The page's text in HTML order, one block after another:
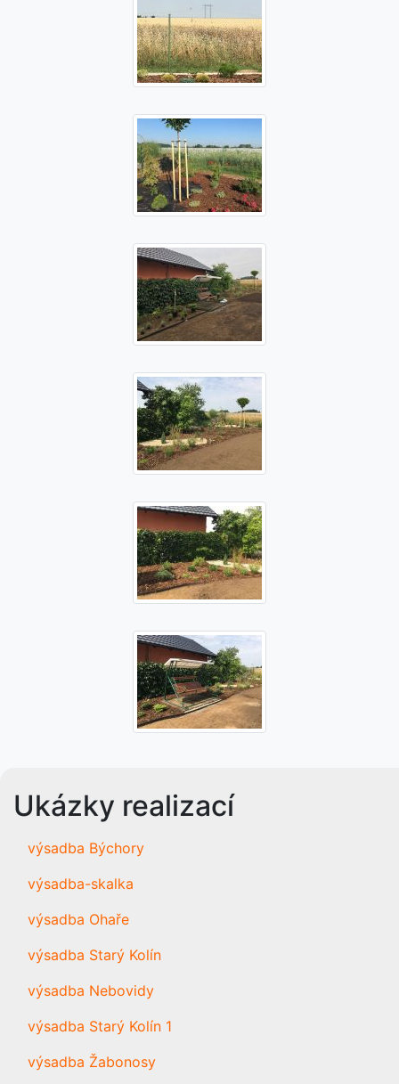
Ukázky realizací
výsadba Býchory
výsadba-skalka
výsadba Ohaře
výsadba Starý Kolín
výsadba Nebovidy
výsadba Starý Kolín 1
výsadba Žabonosy